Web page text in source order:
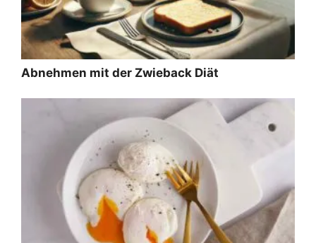
Abnehmen mit der Zwieback Diät